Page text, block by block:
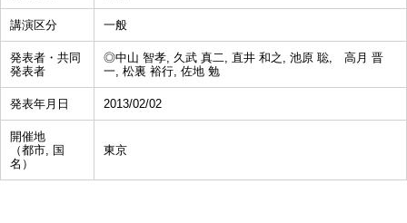
講演区分 一般
発表者・共同
発表者
◎中山 智孝, 久武 真二, 直井 和之, 池原 聡, 高月 晋
一, 松裏 裕行, 佐地 勉
発表年月日 2013/02/02
開催地
（都市, 国
名）
東京